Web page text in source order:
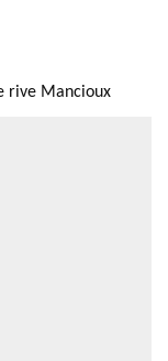
rive Mancioux